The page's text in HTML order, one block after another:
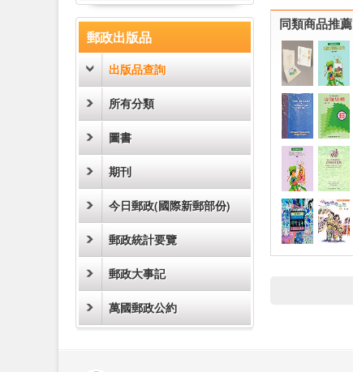
郵政出版品
出版品查詢
所有分類
圖書
期刊
今日郵政(國際新郵部份)
郵政統計要覽
郵政大事記
萬國郵政公約
同類商品推薦